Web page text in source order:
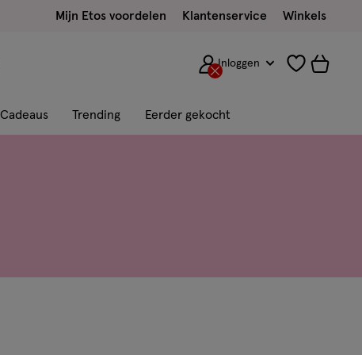
Mijn Etos voordelen Klantenservice Winkels
Inloggen
Cadeaus Trending Eerder gekocht